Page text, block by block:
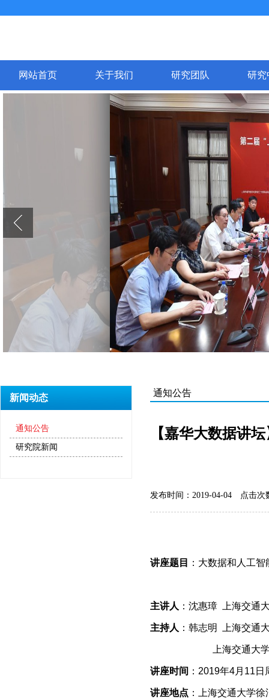
网站首页 关于我们 研究团队 研究
新闻动态
通知公告
研究院新闻
通知公告
【嘉华大数据讲
发布时间：2019-04-04 点击次
讲座题目 ：大数据和人工
主讲人 ：沈惠璋 上海交通
主持人 ：韩志明 上海交通
上海交通大学国际
讲座时间 ： 2019年4月 11 日
讲座地点 ：上海交通大学